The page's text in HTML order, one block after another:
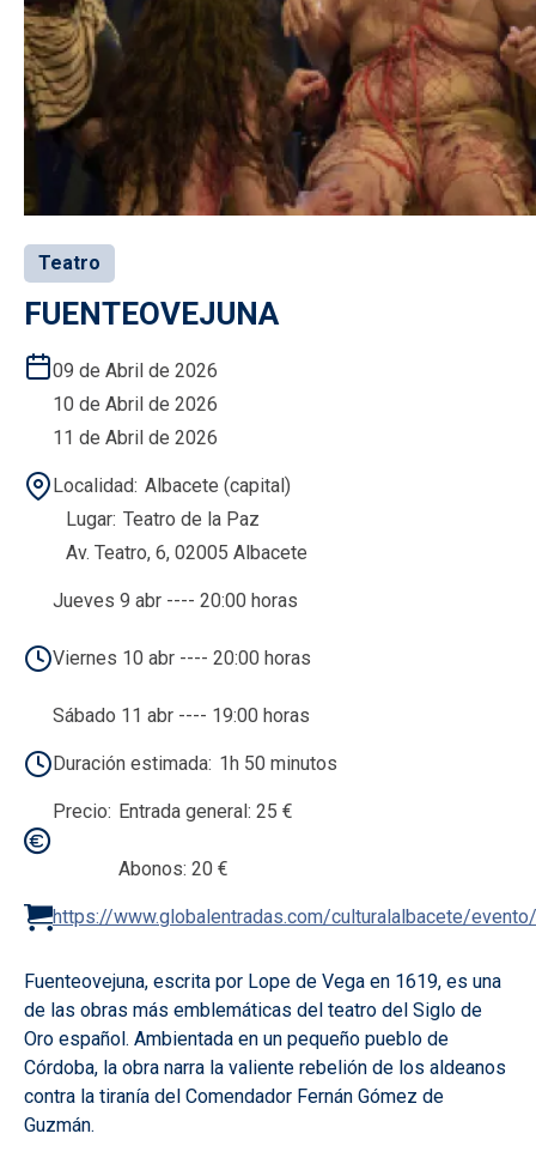
Teatro
FUENTEOVEJUNA
09 de Abril de 2026
10 de Abril de 2026
11 de Abril de 2026
Localidad Albacete (capital)
Lugar Teatro de la Paz
Av. Teatro, 6, 02005 Albacete
Jueves 9 abr ---- 20:00 horas
Viernes 10 abr ---- 20:00 horas
Sábado 11 abr ---- 19:00 horas
Duración estimada 1h 50 minutos
Precio Entrada general: 25 €
Abonos: 20 €
https://www.globalentradas.com/culturalalbacete/
Fuenteovejuna, escrita por Lope de Vega en 1619, es una
de las obras más emblemáticas del teatro del Siglo de
Oro español. Ambientada en un pequeño pueblo de
Córdoba, la obra narra la valiente rebelión de los aldeanos
contra la tiranía del Comendador Fernán Gómez de
Guzmán.